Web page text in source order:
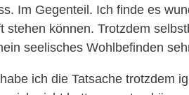
Im Gegenteil. Ich finde es
stehen können. Trotzdem
seelisches Wohlbefinden
ich die Tatsache trotzdem